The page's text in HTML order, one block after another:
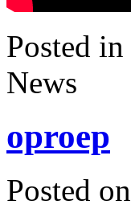
Posted in
News
oproep
Posted on